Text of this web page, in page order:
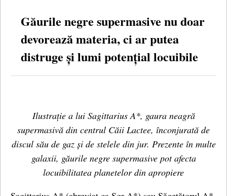
Găurile negre supermasive nu doar
devorează materia, ci ar putea
distruge și lumi potențial locuibile
Ilustrație a lui Sagittarius A*, gaura neagră
supermasivă din centrul Căii Lactee, înconjurată de
discul său de gaz și de stelele din jur. Prezente în multe
galaxii, găurile negre supermasive pot afecta
locuibilitatea planetelor din apropiere